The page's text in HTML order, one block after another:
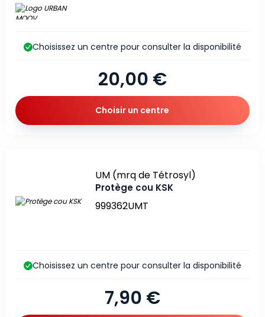
20,00 €
Choisissez un centre pour consulter la disponibilité
Choisir un centre
Marque
UM (mrq de Tétrosyl)
Protège cou KSK
999362UMT
7,90 €
Choisissez un centre pour consulter la disponibilité